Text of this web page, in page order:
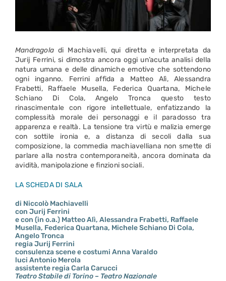
Mandragola di Machiavelli, qui diretta e interpretata da
Jurij Ferrini, si dimostra ancora oggi un’acuta analisi della
natura umana e delle dinamiche emotive che sottendono
ogni inganno. Ferrini affida a Matteo Alì, Alessandra
Frabetti, Raffaele Musella, Federica Quartana, Michele
Schiano Di Cola, Angelo Tronca questo testo
rinascimentale con rigore intellettuale, enfatizzando la
complessità morale dei personaggi e il paradosso tra
apparenza e realtà. La tensione tra virtù e malizia emerge
con sottile ironia e, a distanza di secoli dalla sua
composizione, la commedia machiavelliana non smette di
parlare alla nostra contemporaneità, ancora dominata da
avidità, manipolazione e finzioni sociali.
LA SCHEDA DI SALA
di Niccolò Machiavelli
con Jurij Ferrini
e con (in o.a.) Matteo Alì, Alessandra Frabetti, Raffaele
Musella, Federica Quartana, Michele Schiano Di Cola,
Angelo Tronca
regia Jurij Ferrini
consulenza scene e costumi Anna Varaldo
luci Antonio Merola
assistente regia Carla Carucci
Teatro Stabile di Torino – Teatro Nazionale